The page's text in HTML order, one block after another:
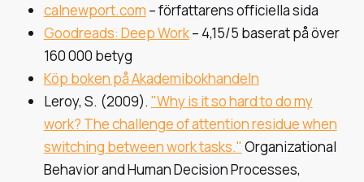
calnewport.com – författarens officiella sida
Goodreads: Deep Work– 4,15/5 baserat på över
160 000 betyg
Köp boken på Akademibokhandeln
Leroy, S. (2009). "Why is it so hard to do my
work? The challenge of attention residue when
switching between work tasks." Organizational
Behavior and Human Decision Processes,